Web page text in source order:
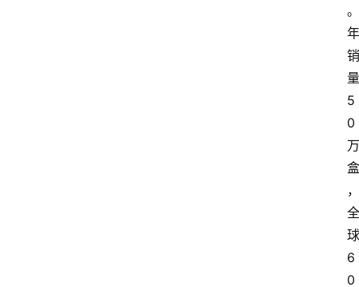
。
年
销
量
5
0
万
盒
，
全
球
6
0